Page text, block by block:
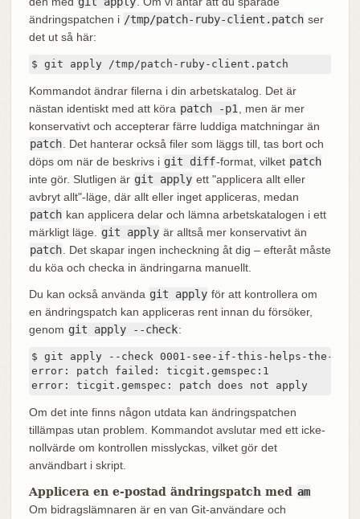
ändringspatchen i /tmp/patch-ruby-client.patch ser
det ut så här:
$ git apply /tmp/patch-ruby-client.patch
Kommandot ändrar filerna i din arbetskatalog. Det är
nästan identiskt med att köra patch -p1
, men är mer
konservativt och accepterar färre luddiga matchningar än
patch . Det hanterar också filer som läggs till, tas bort och
döps om när de beskrivs i git diff-format, vilket patch
inte gör. Slutligen är git apply ett "applicera allt eller
avbryt allt"-läge, där allt eller inget appliceras, medan
patch kan applicera delar och lämna arbetskatalogen i ett
märkligt läge.
git apply är alltså mer konservativt än
patch . Det skapar ingen incheckning åt dig – efteråt måste
du köa och checka in ändringarna manuellt.
Du kan också använda git apply för att kontrollera om
en ändringspatch kan appliceras rent innan du försöker,
genom git apply --check:
$ git apply --check 0001-see-if-this-helps-the-
error: patch failed: ticgit.gemspec:1
error: ticgit.gemspec: patch does not apply
Om det inte finns någon utdata kan ändringspatchen
tillämpas utan problem. Kommandot avslutar med ett icke-
nollvärde om kontrollen misslyckas, vilket gör det
användbart i skript.
Applicera en e-postad ändringspatch med am
Om bidragslämnaren är en van Git‑användare och